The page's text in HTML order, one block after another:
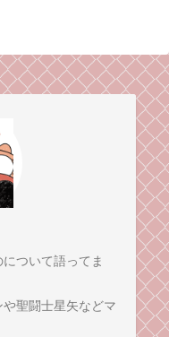
ついて語ってま
聖闘士星矢などマ